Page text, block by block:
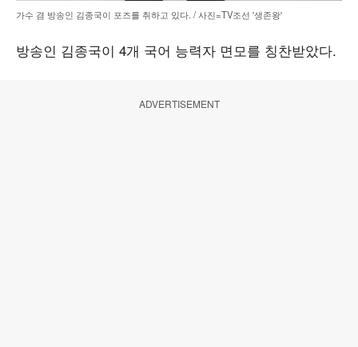
가수 겸 방송인 김종국이 포즈를 취하고 있다. / 사진=TV조선 '생존왕'
방송인 김종국이 4개 국어 능력자 면모를 칭찬받았다.
ADVERTISEMENT